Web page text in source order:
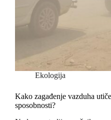
Ekologija
Kako zagađenje vazduha
sposobnosti?